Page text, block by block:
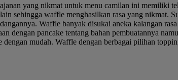
yang nikmat untuk menu camilan ini memiliki
sehingga waffle menghasilkan rasa yang nikmat.
Waffle banyak disukai aneka kalangan
dengan pancake tentang bahan pembuatannya
mudah. Waffle dengan berbagai pilihan